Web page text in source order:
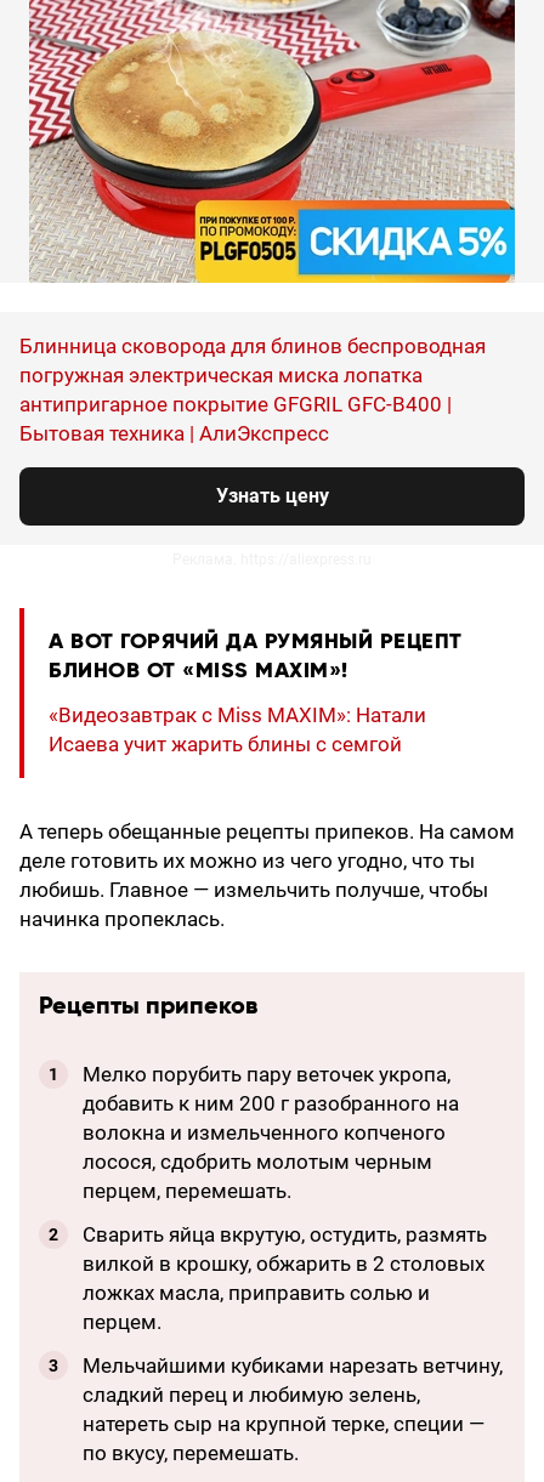
Блинница сковорода для блинов беспроводная
погружная электрическая миска лопатка
антипригарное покрытие GFGRIL GFC-B400 |
Бытовая техника | АлиЭкспресс
Узнать цену
А ВОТ ГОРЯЧИЙ ДА РУМЯНЫЙ РЕЦЕПТ
БЛИНОВ ОТ «MISS MAXIM»!
«Видеозавтрак с Miss MAXIM»: Натали
Исаева учит жарить блины с семгой
А теперь обещанные рецепты припеков. На самом
деле готовить их можно из чего угодно, что ты
любишь. Главное — измельчить получше, чтобы
начинка пропеклась.
Рецепты припеков
Мелко порубить пару веточек укропа,
добавить к ним 200 г разобранного на
волокна и измельченного копченого
лосося, сдобрить молотым черным
перцем, перемешать.
Сварить яйца вкрутую, остудить, размять
вилкой в крошку, обжарить в 2 столовых
ложках масла, приправить солью и
перцем.
Мельчайшими кубиками нарезать ветчину,
сладкий перец и любимую зелень,
натереть сыр на крупной терке, специи —
по вкусу, перемешать.